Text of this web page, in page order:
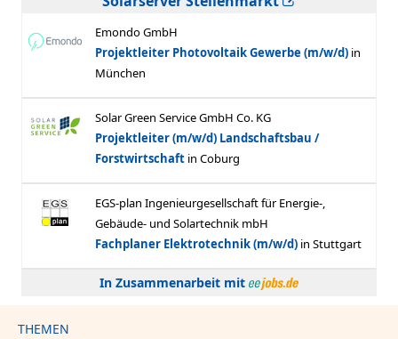
In Zusammenarbeit mit
THEMEN